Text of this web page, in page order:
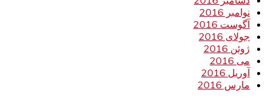
نوامبر 2016
آگوست 2016
جولای 2016
ژوئن 2016
می 2016
آوریل 2016
مارس 2016